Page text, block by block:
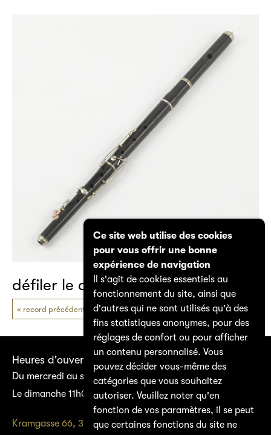
défiler le catalogue
record précédent prochain record
Heures d'ouverture
Du mercredi au samedi 14h00–17h00
Le dimanche 11h00–17h00
Kramgasse 66, 3011 Bern
Ce site web utilise des cookies
pour vous offrir une bonne
expérience de navigation
Il s'agit de cookies essentiels au
fonctionnement du site, ainsi que
d'autres qui ne sont utilisés qu'à des
fins statistiques anonymes, pour des
réglages de confort ou pour afficher
un contenu personnalisé. Vous
pouvez décider vous-même des
catégories que vous souhaitez
autoriser. Veuillez noter qu'en
fonction de vos paramètres, il se peut
que certaines fonctions du site ne